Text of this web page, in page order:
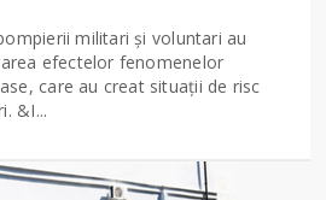
militari și voluntari au
efectelor fenomenelor
care au creat situații de risc
&I...